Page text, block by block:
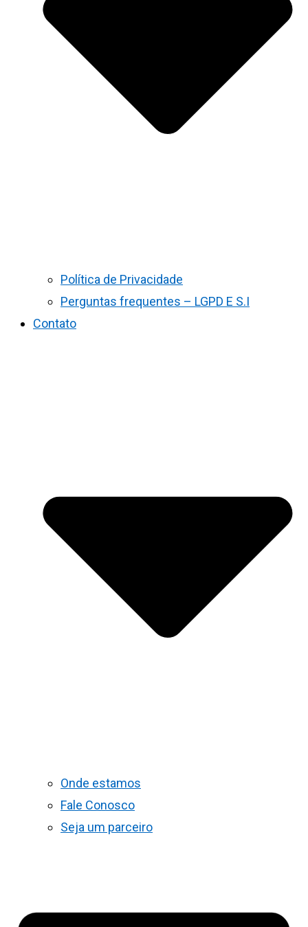
Política de Privacidade
Perguntas frequentes – LGPD E S.I
Contato
Onde estamos
Fale Conosco
Seja um parceiro